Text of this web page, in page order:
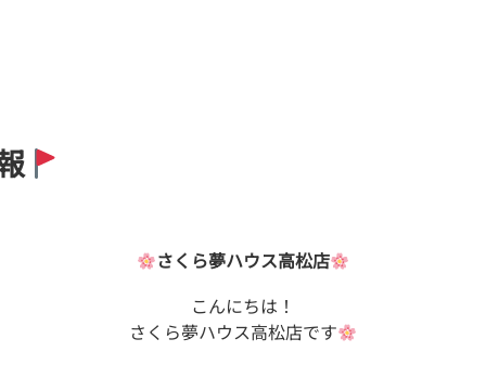
さくら夢ハウス高松店
こんにちは！
さくら夢ハウス高松店です